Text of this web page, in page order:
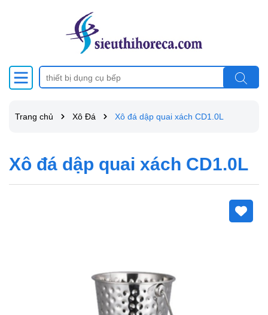
Trang chủ Xô Đá Xô đá dập quai xách CD1.0L
Xô đá dập quai xách CD1.0L